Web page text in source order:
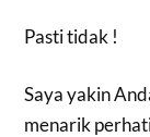
Pasti tidak !
Saya yakin
menarik